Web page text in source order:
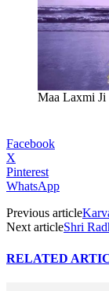
Maa Laxmi Ji
Facebook
X
Pinterest
WhatsApp
Previous article
Next articleShri
RELATED